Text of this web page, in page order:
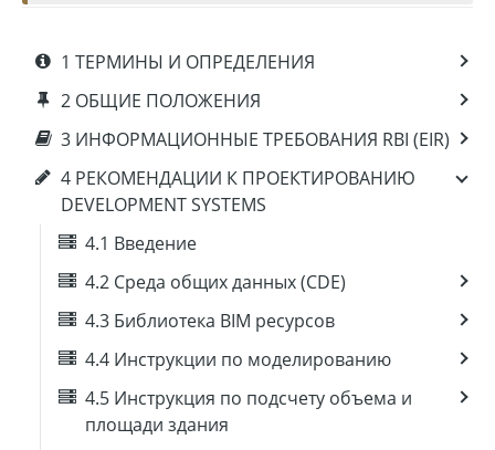
1 ТЕРМИНЫ И ОПРЕДЕЛЕНИЯ
2 ОБЩИЕ ПОЛОЖЕНИЯ
3 ИНФОРМАЦИОННЫЕ ТРЕБОВАНИЯ RBI (EIR)
4 РЕКОМЕНДАЦИИ К ПРОЕКТИРОВАНИЮ
DEVELOPMENT SYSTEMS
4.1 Введение
4.2 Среда общих данных (CDE)
4.3 Библиотека BIM ресурсов
4.4 Инструкции по моделированию
4.5 Инструкция по подсчету объема и
площади здания